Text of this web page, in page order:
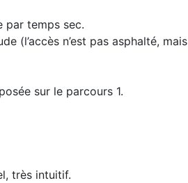
par temps sec.
(l’accès n’est pas asphalté,
sur le parcours 1.
très intuitif.